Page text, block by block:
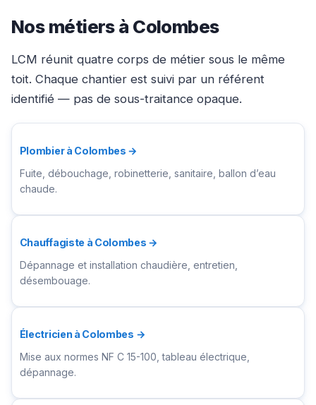
Nos métiers à Colombes
LCM réunit quatre corps de métier sous le même
toit. Chaque chantier est suivi par un référent
identifié — pas de sous-traitance opaque.
Plombier à Colombes →
Fuite, débouchage, robinetterie, sanitaire, ballon d’eau
chaude.
Chauffagiste à Colombes →
Dépannage et installation chaudière, entretien,
désembouage.
Électricien à Colombes →
Mise aux normes NF C 15-100, tableau électrique,
dépannage.